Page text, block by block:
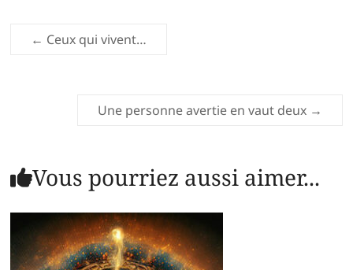
← Ceux qui vivent…
Une personne avertie en vaut deux →
Vous pourriez aussi aimer...